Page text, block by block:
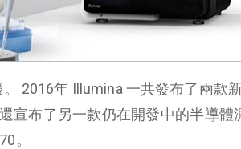
2016年 Illumina 一共發布了兩款
宣布了另一款仍在開發中的半導體
。